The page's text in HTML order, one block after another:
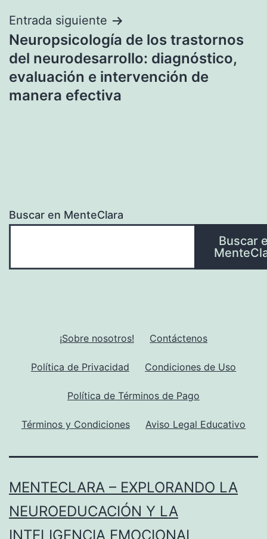
Entrada siguiente
Neuropsicología de los trastornos
del neurodesarrollo: diagnóstico,
evaluación e intervención de
manera efectiva
Buscar en MenteClara
Buscar
¡Sobre nosotros! Contáctenos
Política de Privacidad Condiciones de Uso
Política de Términos de Pago
Términos y Condiciones Aviso Legal Educativo
MENTECLARA – EXPLORANDO LA
NEUROEDUCACIÓN Y LA
INTELIGENCIA EMOCIONAL